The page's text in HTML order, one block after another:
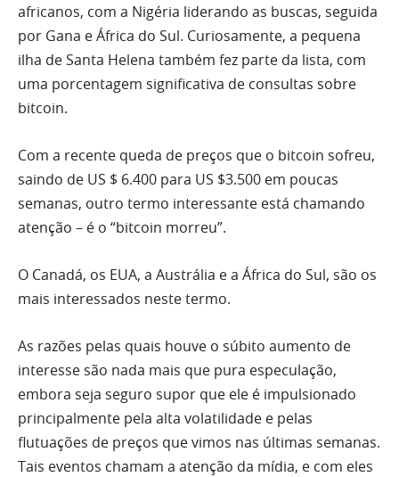
africanos, com a Nigéria liderando as buscas, seguida
por Gana e África do Sul. Curiosamente, a pequena
ilha de Santa Helena também fez parte da lista, com
uma porcentagem significativa de consultas sobre
bitcoin.
Com a recente queda de preços que o bitcoin sofreu,
saindo de US $ 6.400 para US $3.500 em poucas
semanas, outro termo interessante está chamando
atenção – é o “bitcoin morreu”.
O Canadá, os EUA, a Austrália e a África do Sul, são os
mais interessados ​​neste termo.
As razões pelas quais houve o súbito aumento de
interesse são nada mais que pura especulação,
embora seja seguro supor que ele é impulsionado
principalmente pela alta volatilidade e pelas
flutuações de preços que vimos nas últimas semanas.
Tais eventos chamam a atenção da mídia, e com eles